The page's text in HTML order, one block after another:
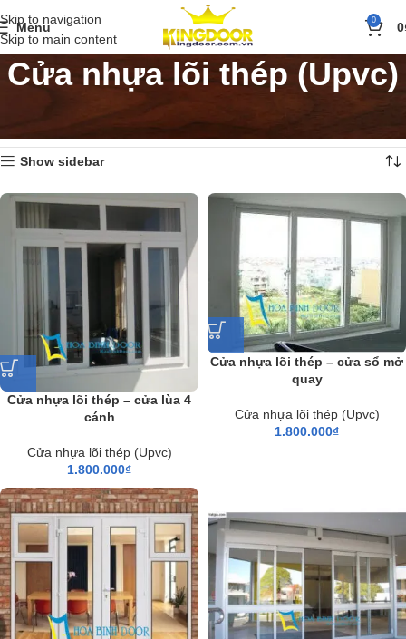
Skip to navigation
Skip to main content
Menu 0 0
Cửa nhựa lõi thép (Upvc)
Show sidebar
Cửa nhựa lõi thép – cửa lùa 4
cánh
Cửa nhựa lõi thép (Upvc)
1.800.000₫
Cửa nhựa lõi thép – cửa sổ mở
quay
Cửa nhựa lõi thép (Upvc)
1.800.000₫